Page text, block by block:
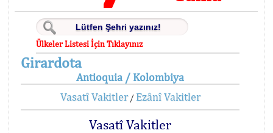
Ülkeler Listesi İçin Tıklayınız
Girardota
Antioquia / Kolombiya
Vasatî Vakitler/ Ezânî Vakitler
Vasatî Vakitler